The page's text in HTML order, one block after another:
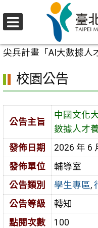
至
要
區
校園公告
尖兵計畫「AI大數據人
校園公告
公告主旨
中國文化
數據人才
發佈日期
2026 年 6
發佈單位
輔導室
公告類別
學生專區,
公告等級
轉知
點閱次數
100
選
單